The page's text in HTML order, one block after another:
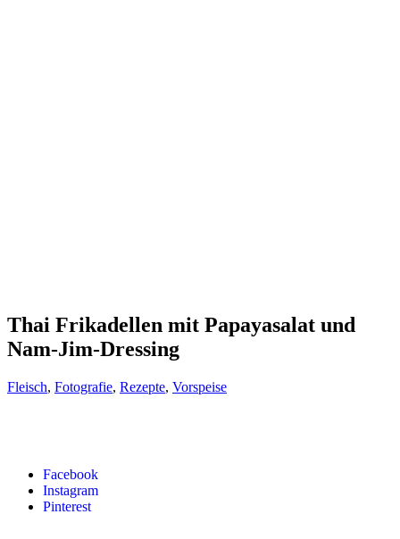
Facebook
Instagram
Pinterest
Thai Frikadellen mit Papayasalat und
Nam-Jim-Dressing
Fleisch, Fotografie, Rezepte, Vorspeise